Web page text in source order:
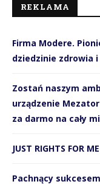
REKLAMA
Firma Modere.
dziedzinie zdrowia
Zostań naszym
urządzenie
za darmo na cały
JUST RIGHTS FOR
Pachnący